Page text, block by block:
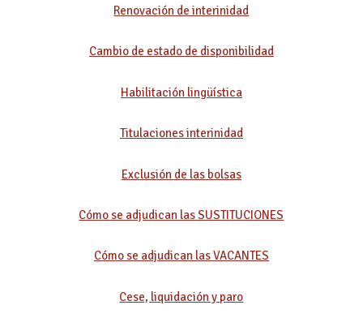
Renovación de interinidad
Cambio de estado de disponibilidad
Habilitación lingüística
Titulaciones interinidad
Exclusión de las bolsas
Cómo se adjudican las SUSTITUCIONES
Cómo se adjudican las VACANTES
Cese, liquidación y paro